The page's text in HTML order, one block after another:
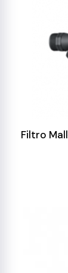
Filtro